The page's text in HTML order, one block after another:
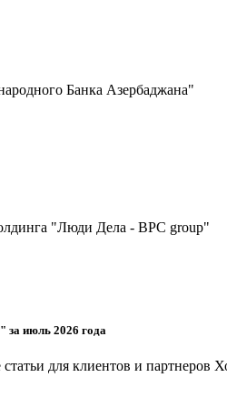
Банка Азербаджана"
"Люди Дела - BPC group"
июль 2026 года
для клиентов и